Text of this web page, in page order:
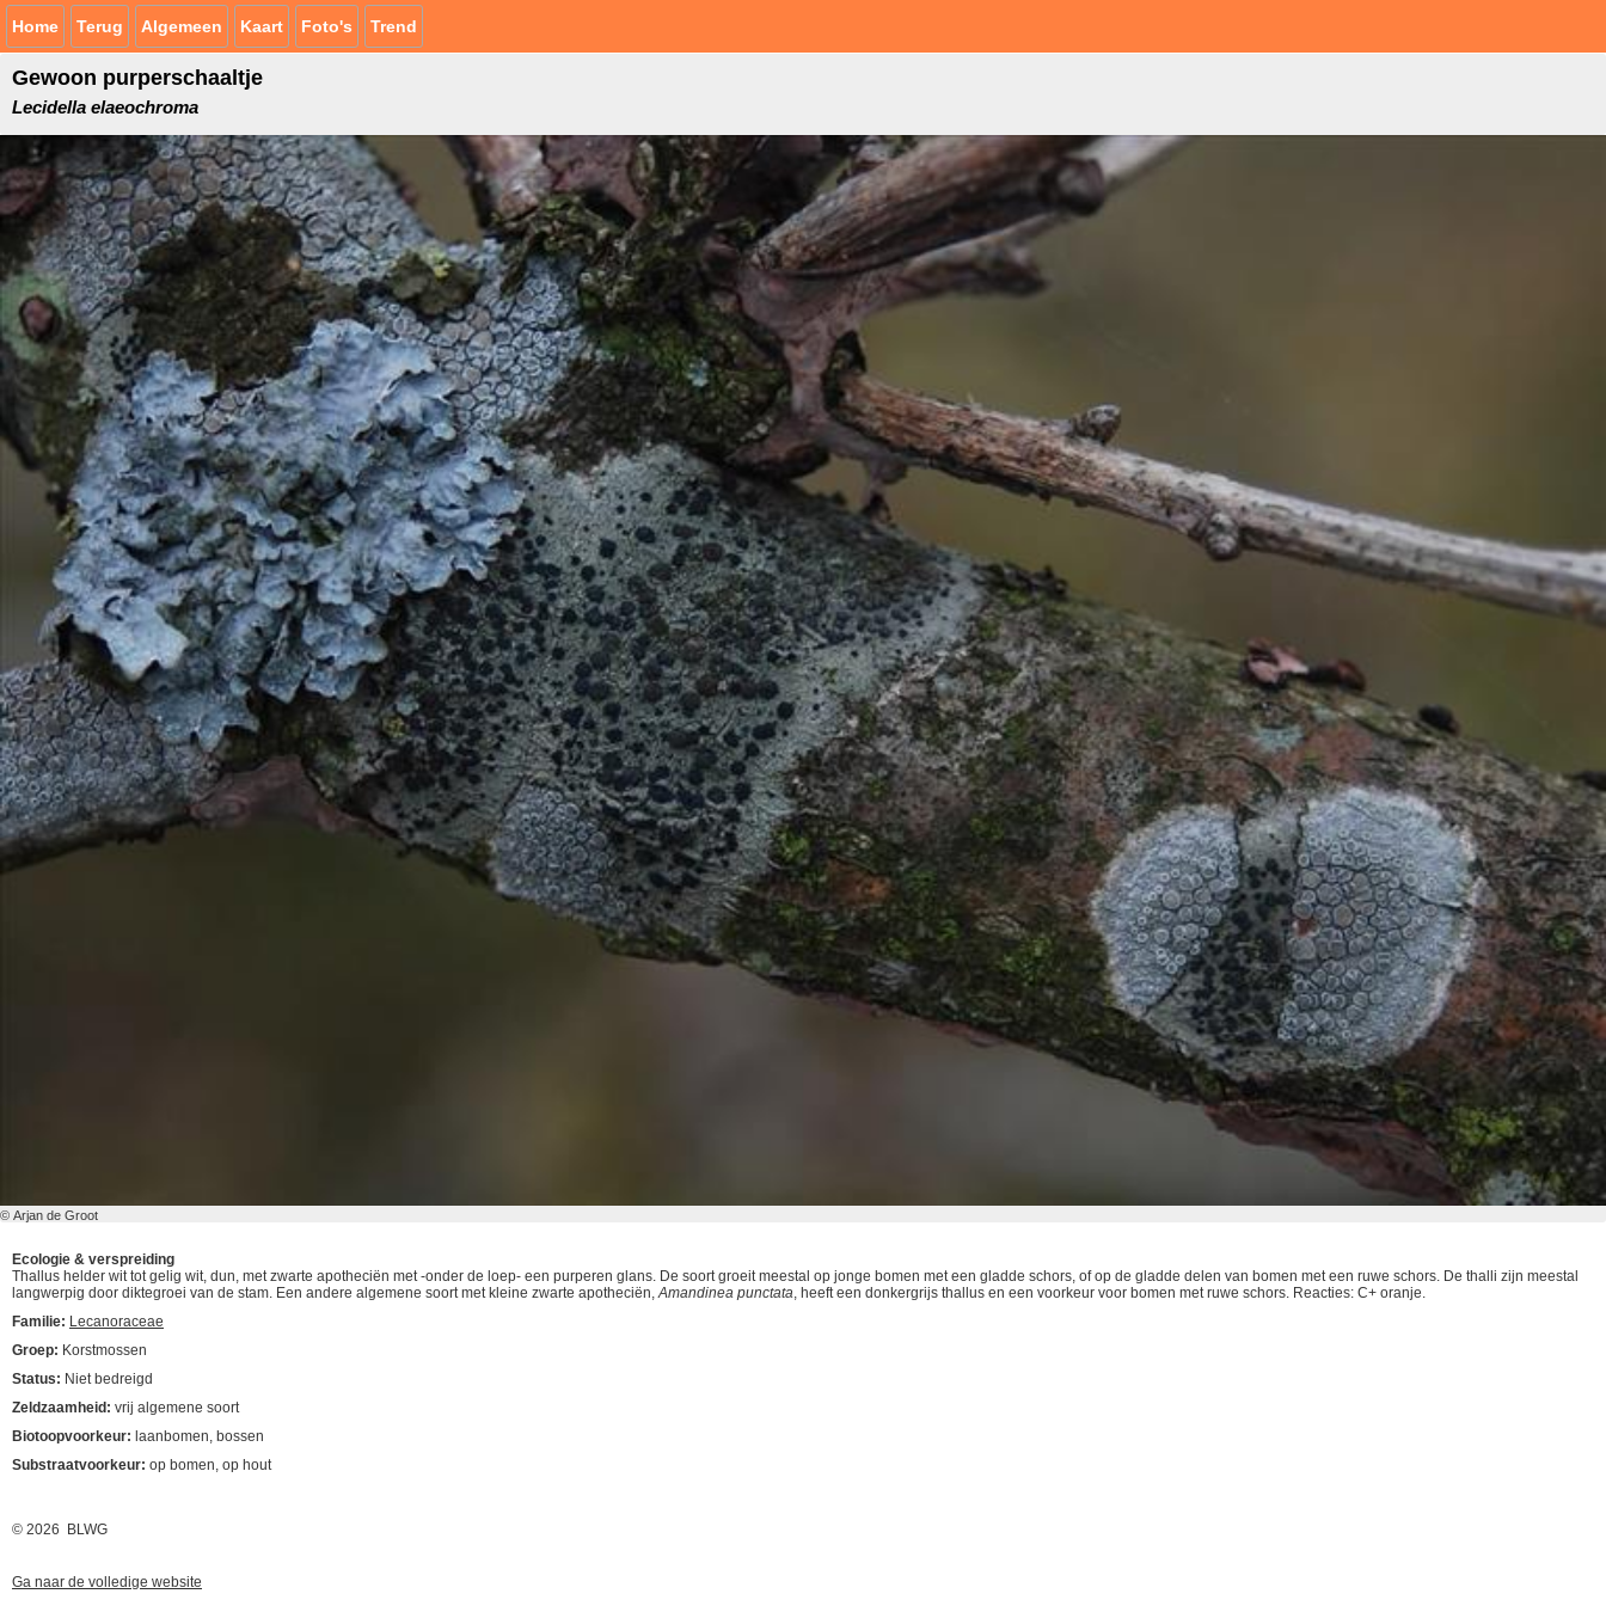
Home Terug Algemeen Kaart Foto's Trend
Gewoon purperschaaltje
Lecidella elaeochroma
© Arjan de Groot
Ecologie & verspreiding
Thallus helder wit tot gelig wit, dun, met zwarte apotheciën met -onder de loep- een purperen glans. De soort groeit meestal op jonge bomen met een gladde schors, of op de gladde delen van bomen met een ruwe schors. De thalli zijn meestal
langwerpig door diktegroei van de stam. Een andere algemene soort met kleine zwarte apotheciën,Amandinea punctata, heeft een donkergrijs thallus en een voorkeur voor bomen met ruwe schors. Reacties: C+ oranje.
Familie: Lecanoraceae
Groep: Korstmossen
Status: Niet bedreigd
Zeldzaamheid: vrij algemene soort
Biotoopvoorkeur: laanbomen, bossen
Substraatvoorkeur: op bomen, op hout
© 2026 BLWG
Ga naar de volledige website